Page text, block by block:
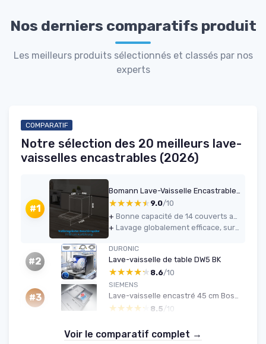
Nos derniers comparatifs produit
Les meilleurs produits sélectionnés et classés par nos
experts
COMPARATIF
Notre sélection des 20 meilleurs lave-
vaisselles encastrables (2026)
#1 ★★★★★
★★★★★ 9.0/10
+
+
#2
DURONIC
Lave-vaisselle de table DW5 BK
★★★★★
★★★★★ 8.6/10
#3
SIEMENS
Lave-vaisselle encastré 45 cm Bosch iQ300
★★★★★
★★★★★ 8.5 /10
Voir le comparatif complet →